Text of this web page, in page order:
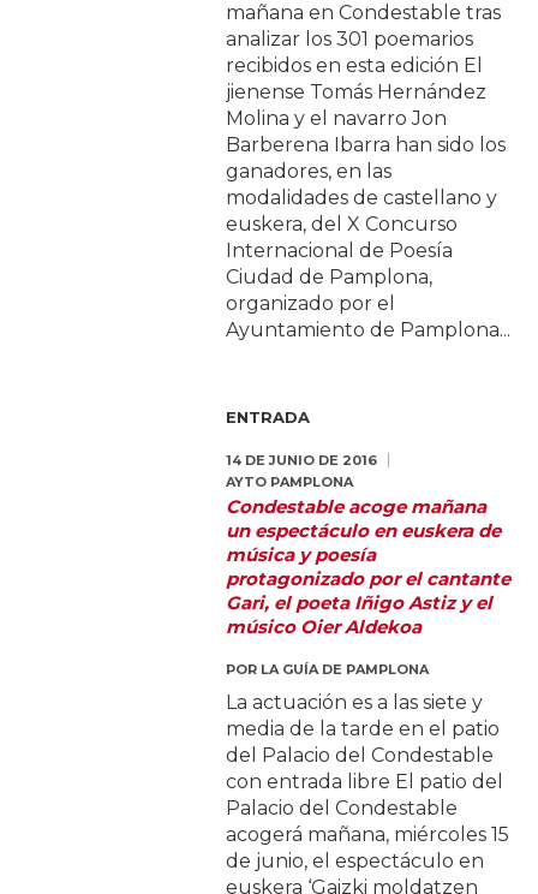
mañana en Condestable tras
analizar los 301 poemarios
recibidos en esta edición El
jienense Tomás Hernández
Molina y el navarro Jon
Barberena Ibarra han sido los
ganadores, en las
modalidades de castellano y
euskera, del X Concurso
Internacional de Poesía
Ciudad de Pamplona,
organizado por el
Ayuntamiento de Pamplona...
ENTRADA
14 DE JUNIO DE 2016
AYTO PAMPLONA
Condestable acoge mañana
un espectáculo en euskera de
música y poesía
protagonizado por el cantante
Gari, el poeta Iñigo Astiz y el
músico Oier Aldekoa
POR LA GUÍA DE PAMPLONA
La actuación es a las siete y
media de la tarde en el patio
del Palacio del Condestable
con entrada libre El patio del
Palacio del Condestable
acogerá mañana, miércoles 15
de junio, el espectáculo en
euskera ‘Gaizki moldatzen